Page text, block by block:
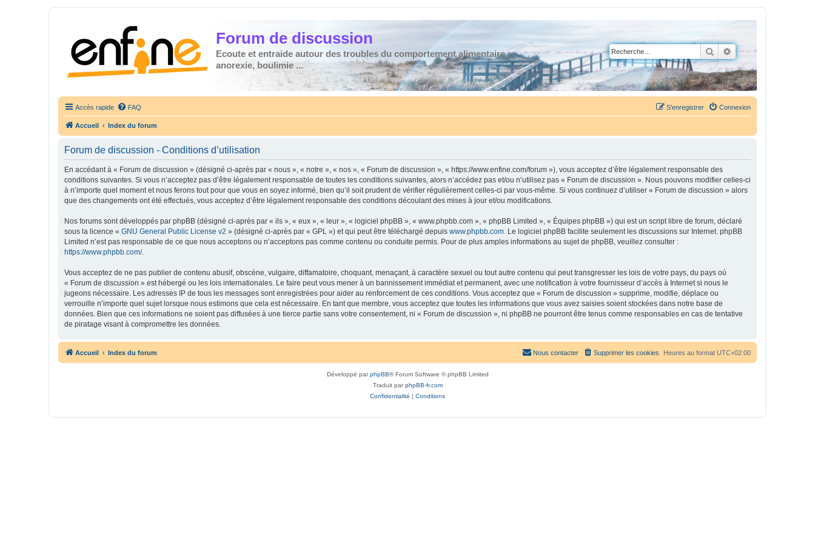
Forum de discussion
Ecoute et entraide autour des troubles du comportement alimentaire :
anorexie, boulimie ...
Rechercher
Recherche avancée
Accès rapide FAQ Connexion
S’enregistrer
Accueil Index du forum
Forum de discussion - Conditions d’utilisation
En accédant à « Forum de discussion » (désigné ci-après par « nous », « notre », « nos », « Forum de discussion », « https://www.enfine.com/forum »), vous acceptez d’être légalement responsable des
conditions suivantes. Si vous n’acceptez pas d’être légalement responsable de toutes les conditions suivantes, alors n’accédez pas et/ou n’utilisez pas « Forum de discussion ». Nous pouvons modifier celles-ci
à n’importe quel moment et nous ferons tout pour que vous en soyez informé, bien qu’il soit prudent de vérifier régulièrement celles-ci par vous-même. Si vous continuez d’utiliser « Forum de discussion » alors
que des changements ont été effectués, vous acceptez d’être légalement responsable des conditions découlant des mises à jour et/ou modifications.
Nos forums sont développés par phpBB (désigné ci-après par « ils », « eux », « leur », « logiciel phpBB », « www.phpbb.com », « phpBB Limited », « Équipes phpBB ») qui est un script libre de forum, déclaré
sous la licence « GNU General Public License v2 » (désigné ci-après par « GPL ») et qui peut être téléchargé depuis www.phpbb.com. Le logiciel phpBB facilite seulement les discussions sur Internet. phpBB
Limited n’est pas responsable de ce que nous acceptons ou n’acceptons pas comme contenu ou conduite permis. Pour de plus amples informations au sujet de phpBB, veuillez consulter :
https://www.phpbb.com/.
Vous acceptez de ne pas publier de contenu abusif, obscène, vulgaire, diffamatoire, choquant, menaçant, à caractère sexuel ou tout autre contenu qui peut transgresser les lois de votre pays, du pays où
« Forum de discussion » est hébergé ou les lois internationales. Le faire peut vous mener à un bannissement immédiat et permanent, avec une notification à votre fournisseur d’accès à Internet si nous le
jugeons nécessaire. Les adresses IP de tous les messages sont enregistrées pour aider au renforcement de ces conditions. Vous acceptez que « Forum de discussion » supprime, modifie, déplace ou
verrouille n’importe quel sujet lorsque nous estimons que cela est nécessaire. En tant que membre, vous acceptez que toutes les informations que vous avez saisies soient stockées dans notre base de
données. Bien que ces informations ne soient pas diffusées à une tierce partie sans votre consentement, ni « Forum de discussion », ni phpBB ne pourront être tenus comme responsables en cas de tentative
de piratage visant à compromettre les données.
Accueil Index du forum Heures au format UTC+02:00
Supprimer les cookies
Nous contacter
Développé parphpBB® Forum Software © phpBB Limited
Traduit parphpBB-fr.com
Confidentialité | Conditions